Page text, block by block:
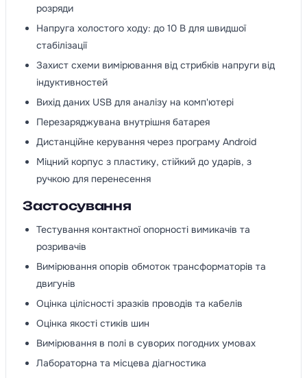
розряди
Напруга холостого ходу: до 10 В для швидшої
стабілізації
Захист схеми вимірювання від стрибків напруги від
індуктивностей
Вихід даних USB для аналізу на комп'ютері
Перезаряджувана внутрішня батарея
Дистанційне керування через програму Android
Міцний корпус з пластику, стійкий до ударів, з
ручкою для перенесення
Застосування
Тестування контактної опорності вимикачів та
розривачів
Вимірювання опорів обмоток трансформаторів та
двигунів
Оцінка цілісності зразків проводів та кабелів
Оцінка якості стиків шин
Вимірювання в полі в суворих погодних умовах
Лабораторна та місцева діагностика